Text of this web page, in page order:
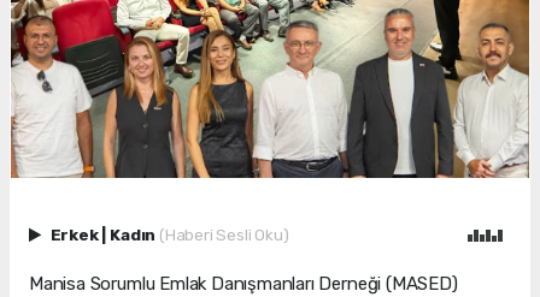
Erkek Kadın (Haberi Sesli Oku)
Manisa Sorumlu Emlak Danışmanları Derneği (MASED)